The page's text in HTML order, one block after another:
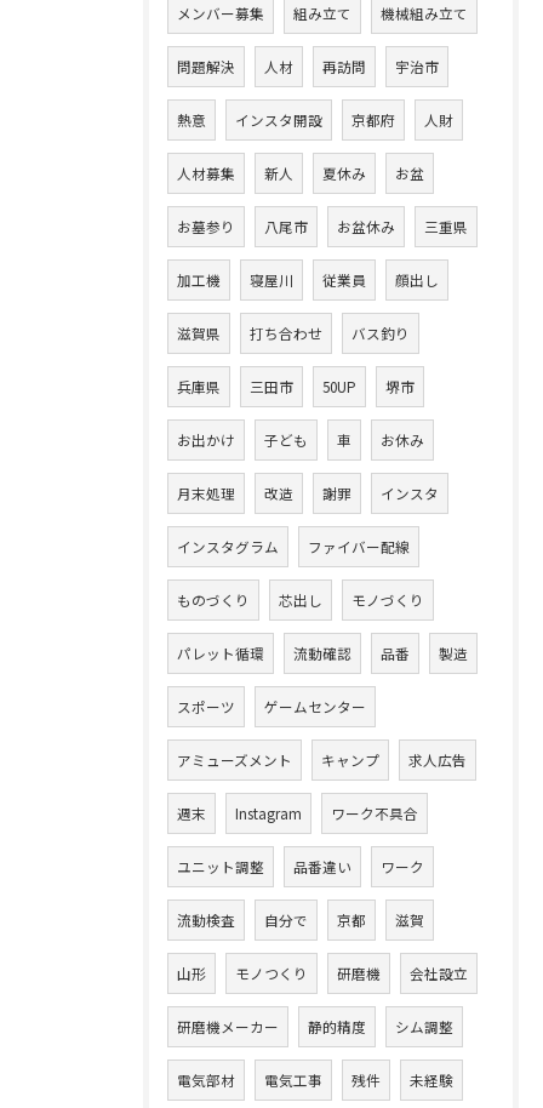
メンバー募集 組み立て 機械組み立て
問題解決 人材 再訪問 宇治市
熱意 インスタ開設 京都府 人財
人材募集 新人 夏休み お盆
お墓参り 八尾市 お盆休み 三重県
加工機 寝屋川 従業員 顔出し
滋賀県 打ち合わせ バス釣り
兵庫県 三田市 50UP 堺市
お出かけ 子ども 車 お休み
月末処理 改造 謝罪 インスタ
インスタグラム ファイバー配線
ものづくり 芯出し モノづくり
パレット循環 流動確認 品番 製造
スポーツ ゲームセンター
アミューズメント キャンプ 求人広告
週末 Instagram ワーク不具合
ユニット調整 品番違い ワーク
流動検査 自分で 京都 滋賀
山形 モノつくり 研磨機 会社設立
研磨機メーカー 静的精度 シム調整
電気部材 電気工事 残件 未経験